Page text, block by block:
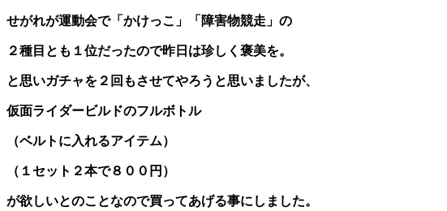
せがれが運動会で「かけっこ」「障害物競走」の
２種目とも１位だったので昨日は珍しく褒美を。
と思いガチャを２回もさせてやろうと思いましたが、
仮面ライダービルドのフルボトル
（ベルトに入れるアイテム）
（１セット２本で８００円 ）
が欲しいとのことなので買ってあげる事にしました。